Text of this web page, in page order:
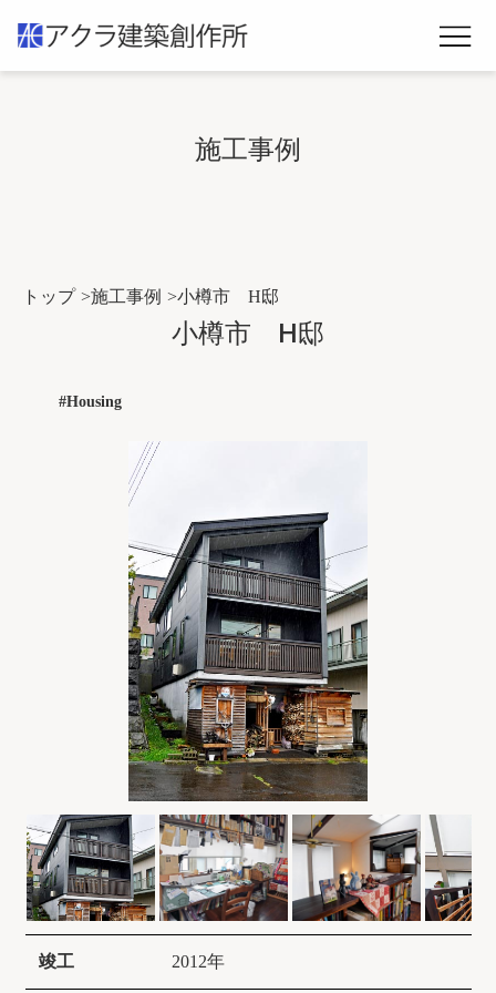
施工事例
トップ 施工事例 小樽市 H邸
小樽市 H邸
#Housing
竣工 2012年